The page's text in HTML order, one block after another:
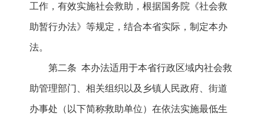
工作，有效实施社会救助，根据国务院《社会救
助暂行办法》等规定，结合本省实际，制定本办
法。
第二条 本办法适用于本省行政区域内社会救
助管理部门、相关组织以及乡镇人民政府、街道
办事处（以下简称救助单位）在依法实施最低生